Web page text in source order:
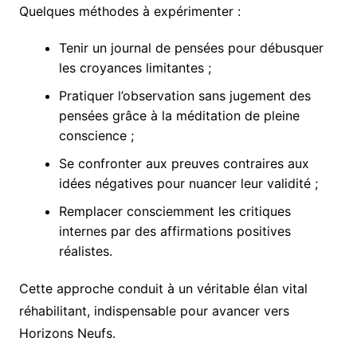
Quelques méthodes à expérimenter :
Tenir un journal de pensées pour débusquer
les croyances limitantes ;
Pratiquer l’observation sans jugement des
pensées grâce à la méditation de pleine
conscience ;
Se confronter aux preuves contraires aux
idées négatives pour nuancer leur validité ;
Remplacer consciemment les critiques
internes par des affirmations positives
réalistes.
Cette approche conduit à un véritable élan vital
réhabilitant, indispensable pour avancer vers
Horizons Neufs.